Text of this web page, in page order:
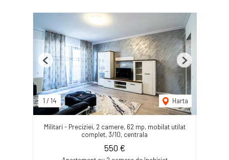
1 / 14 Harta
Previous Next
Militari - Preciziei, 2 camere, 62 mp, mobilat utilat
complet, 3/10, centrala
550 €